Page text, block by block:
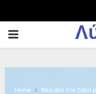
PRIMARY
Home
Νέα από τον τόπο